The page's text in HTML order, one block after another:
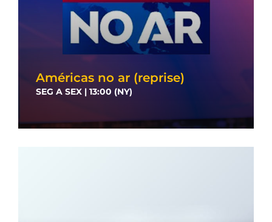
Américas no ar (reprise)
SEG A SEX | 13:00 (NY)